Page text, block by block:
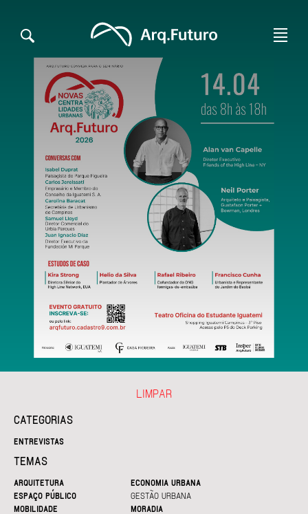
CATEGORIAS
ENTREVISTAS
TEMAS
ARQUITETURA
ECONOMIA URBANA
ESPAÇO PÚBLICO
GESTÃO URBANA
MOBILIDADE
MORADIA
LIMPAR